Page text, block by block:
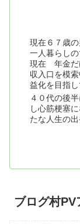
現在６７歳の
一人暮らし
現在 年金だ
収入口を模
益化を目指し
４０代の後
し心筋梗塞
たな人生の
ブログ村